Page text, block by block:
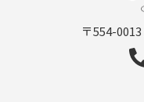
〒554-0013